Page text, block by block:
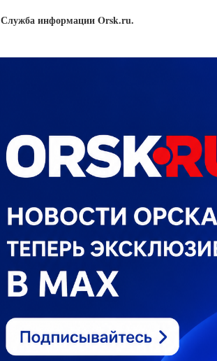
Служба информации Orsk.ru.